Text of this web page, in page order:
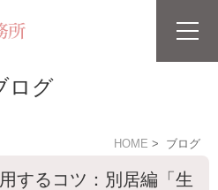
ログ
HOME ブログ
するコツ：別居編「生